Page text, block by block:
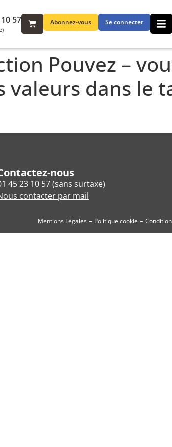
Abonnez-vous Se connecter
57
Pouvez –
valeurs dans le
nous
45 23 10 57 (sans surtaxe)
contacter par mail
Mentions Légales Politique cookie